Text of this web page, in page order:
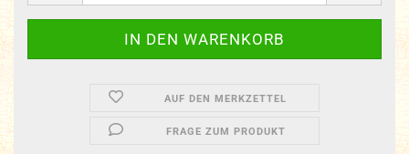
AUF DEN MERKZETTEL
FRAGE ZUM PRODUKT